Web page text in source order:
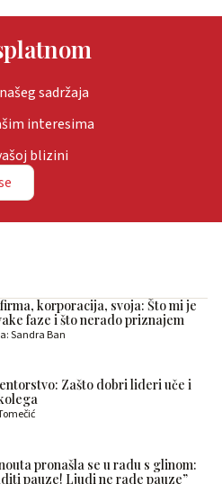
sadržaja
interesima
blizini
korporacija, svoja: Što mi je
faze i što nerado priznajem
Sandra Ban
Zašto dobri lideri uče i
pronašla se u radu s glinom:
pauze! Ljudi ne rade pauze”